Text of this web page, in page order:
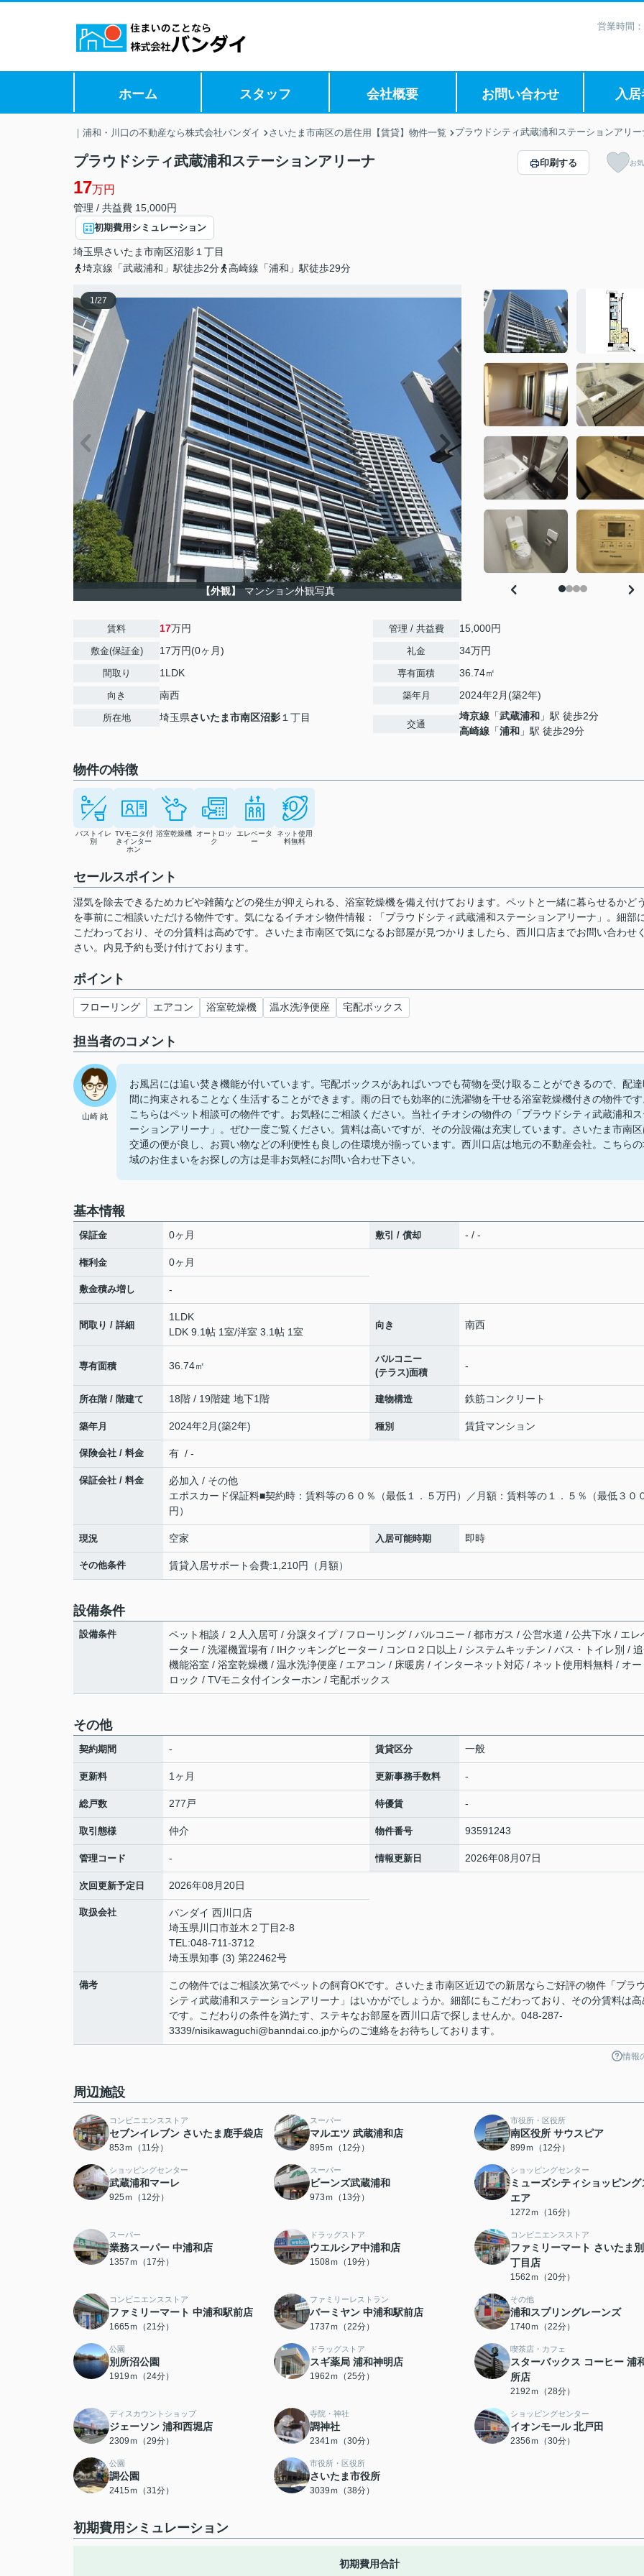
営業時間
ホーム スタッフ 会社概要 お問い合わせ 入
｜浦和・川口の不動産なら株式会社バンダイ さいたま市南区の居住用【賃貸】物件一覧 プラウドシティ武蔵浦和ステーションアリー
プラウドシティ武蔵浦和ステーションアリーナ
17万円
管理 / 共益費 15,000円
初期費用シミュレーション
埼玉県さいたま市南区沼影 １丁目
埼京線「武蔵浦和」駅徒歩2分
高崎線「浦和」駅徒歩29分
印刷する お
1/27
【外観】 マンション外観写真
賃料 17万円
敷金(保証金) 17万円(0ヶ月)
間取り 1LDK
向き 南西
所在地 埼玉県さいたま市南区沼影 １丁目
管理 / 共益費 15,000円
礼金 34万円
専有面積 36.74㎡
築年月 2024年2月(築2年)
交通
埼京線 「武蔵浦和 」駅 徒歩2分
高崎線 「浦和 」駅 徒歩29分
物件の特徴
バストイレ
別
TVモニタ付
きインター
ホン
浴室乾燥機
オートロッ
ク
エレベータ
ー
ネット使用
料無料
セールスポイント
湿気を除去できるためカビや雑菌などの発生が抑えられる、浴室乾燥機を備え付けております。ペットと一緒に暮らせるかど
を事前にご相談いただける物件です。気になるイチオシ物件情報：「プラウドシティ武蔵浦和ステーションアリーナ」。細部
こだわっており、その分賃料は高めです。さいたま市南区で気になるお部屋が見つかりましたら、西川口店までお問い合わせ
さい。内見予約も受け付けております。
ポイント
フローリング エアコン 浴室乾燥機 温水洗浄便座 宅配ボックス
担当者のコメント
山崎 純
お風呂には追い焚き機能が付いています。宅配ボックスがあればいつでも荷物を受け取ることができるので、配
間に拘束されることなく生活することができます。雨の日でも効率的に洗濯物を干せる浴室乾燥機付きの物件で
こちらはペット相談可の物件です。お気軽にご相談ください。当社イチオシの物件の「プラウドシティ武蔵浦和
ーションアリーナ」。ぜひ一度ご覧ください。賃料は高いですが、その分設備は充実しています。さいたま市南
交通の便が良し、お買い物などの利便性も良しの住環境が揃っています。西川口店は地元の不動産会社。こちら
域のお住まいをお探しの方は是非お気軽にお問い合わせ下さい。
基本情報
保証金 0ヶ月 敷引 / 償却 - / -
権利金 0ヶ月
敷金積み増し -
間取り / 詳細
1LDK
LDK 9.1帖 1室/洋室 3.1帖 1室
向き 南西
専有面積 36.74㎡
バルコニー
(テラス)面積
-
所在階 / 階建て 18階 / 19階建 地下1階 建物構造 鉄筋コンクリート
築年月 2024年2月(築2年) 種別 賃貸マンション
保険会社 / 料金 有 / -
保証会社 / 料金
必加入 / その他
エポスカード保証料■契約時：賃料等の６０％（最低１．５万円）／月額：賃料等の１．５％（最低３０
円）
現況 空家 入居可能時期 即時
その他条件 賃貸入居サポート会費:1,210円（月額）
設備条件
設備条件
ペット相談 / ２人入居可 / 分譲タイプ / フローリング / バルコニー / 都市ガス / 公営水道 / 公共下水 / エレ
ーター / 洗濯機置場有 / IHクッキングヒーター / コンロ２口以上 / システムキッチン / バス・トイレ別 /
機能浴室 / 浴室乾燥機 / 温水洗浄便座 / エアコン / 床暖房 / インターネット対応 / ネット使用料無料 / オー
ロック / TVモニタ付インターホン / 宅配ボックス
その他
契約期間 - 賃貸区分 一般
更新料 1ヶ月 更新事務手数料 -
総戸数 277戸 特優賃 -
取引態様 仲介 物件番号 93591243
管理コード - 情報更新日 2026年08月07日
次回更新予定日 2026年08月20日
取扱会社
バンダイ 西川口店
埼玉県川口市並木２丁目2-8
TEL:048-711-3712
埼玉県知事 (3) 第22462号
備考
この物件ではご相談次第でペットの飼育OKです。さいたま市南区近辺での新居ならご好評の物件「プラ
シティ武蔵浦和ステーションアリーナ」はいかがでしょうか。細部にもこだわっており、その分賃料は高
です。こだわりの条件を満たす、ステキなお部屋を西川口店で探しませんか。048-287-
3339/nisikawaguchi@banndai.co.jpからのご連絡をお待ちしております。
情報
周辺施設
コンビニエンスストア
セブンイレブン さいたま鹿手袋店
853ｍ（11分）
スーパー
マルエツ 武蔵浦和店
895ｍ（12分）
市役所・区役所
南区役所 サウスピア
899ｍ（12分）
ショッピングセンター
武蔵浦和マーレ
925ｍ（12分）
スーパー
ビーンズ武蔵浦和
973ｍ（13分）
ショッピングセンター
ミューズシティショッピング
エア
1272ｍ（16分）
スーパー
業務スーパー 中浦和店
1357ｍ（17分）
ドラッグストア
ウエルシア中浦和店
1508ｍ（19分）
コンビニエンスストア
ファミリーマート さいたま
丁目店
1562ｍ（20分）
コンビニエンスストア
ファミリーマート 中浦和駅前店
1665ｍ（21分）
ファミリーレストラン
バーミヤン 中浦和駅前店
1737ｍ（22分）
その他
浦和スプリングレーンズ
1740ｍ（22分）
公園
別所沼公園
1919ｍ（24分）
ドラッグストア
スギ薬局 浦和神明店
1962ｍ（25分）
喫茶店・カフェ
スターバックス コーヒー 浦
所店
2192ｍ（28分）
ディスカウントショップ
ジェーソン 浦和西堀店
2309ｍ（29分）
寺院・神社
調神社
2341ｍ（30分）
ショッピングセンター
イオンモール 北戸田
2356ｍ（30分）
公園
調公園
2415ｍ（31分）
市役所・区役所
さいたま市役所
3039ｍ（38分）
初期費用シミュレーション
初期費用合計